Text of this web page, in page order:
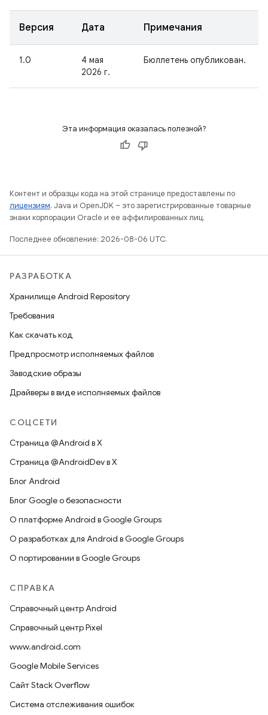
Версия Дата Примечания
1.0
4 мая
2026 г.
Бюллетень опубликован.
Эта информация оказалась полезной?
Контент и образцы кода на этой странице предоставлены по
лицензиям. Java и OpenJDK – это зарегистрированные товарные
знаки корпорации Oracle и ее аффилированных лиц.
Последнее обновление: 2026-08-06 UTC.
РАЗРАБОТКА
Хранилище Android Repository
Требования
Как скачать код
Предпросмотр исполняемых файлов
Заводские образы
Драйверы в виде исполняемых файлов
СОЦСЕТИ
Страница @Android в X
Страница @AndroidDev в X
Блог Android
Блог Google о безопасности
О платформе Android в Google Groups
О разработках для Android в Google Groups
О портировании в Google Groups
СПРАВКА
Справочный центр Android
Справочный центр Pixel
www.android.com
Google Mobile Services
Сайт Stack Overflow
Система отслеживания ошибок